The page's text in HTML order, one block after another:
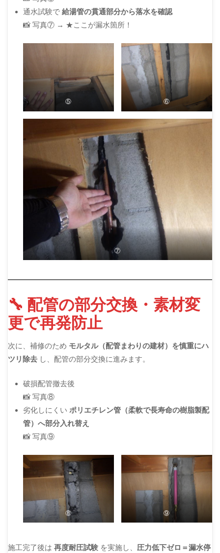
通水試験で 給湯管の貫通部分から落水を確認
📸 写真⑦ → ★ここが漏水箇所！
⑤ ⑥
⑦
🔧 配管の部分交換・素材変
更で再発防止
次に、補修のため モルタル（配管まわりの建材）を慎重にハ
ツリ除去 し、配管の部分交換に進みます。
破損配管撤去後
📸 写真⑧
劣化しにくい ポリエチレン管（柔軟で長寿命の樹脂製配
管）へ部分入れ替え
📸 写真⑨
⑧ ⑨
施工完了後は再度耐圧試験 を実施し、圧力低下ゼロ＝漏水停